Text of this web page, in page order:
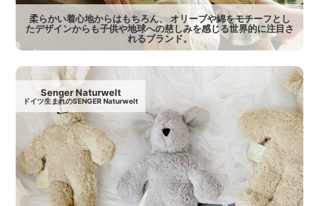
柔らかい着心地からはもちろん、 オリーブや綿をモチーフとし
たデザインからも子供や地球への慈しみを感じる世界的に注目さ
れるブランド。
Senger Naturwelt
ドイツ生まれのSENGER Naturwelt